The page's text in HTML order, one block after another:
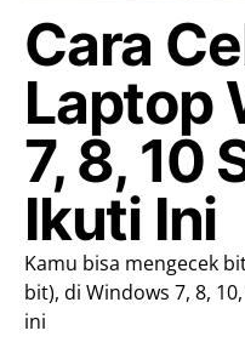
Cara
Laptop
7, 8, 10
Ikuti Ini
Kamu bisa mengecek
bit), di Windows 7, 8,
ini